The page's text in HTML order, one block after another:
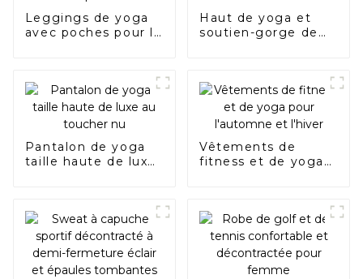
Leggings de yoga
avec poches pour le
Haut de yoga et
soutien-gorge de
Pantalon de yoga
taille haute de luxe
Vêtements de
fitness et de yoga